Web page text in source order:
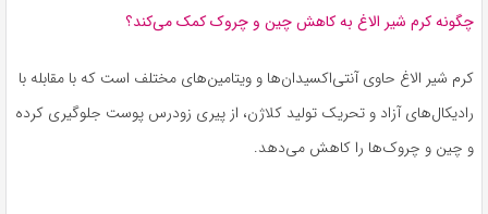
چگونه کرم شیر الاغ به کاهش چین و چروک کمک می‌کند؟
کرم شیر الاغ حاوی آنتی‌اکسیدان‌ها و ویتامین‌های مختلف است که با مقابله با
رادیکال‌های آزاد و تحریک تولید کلاژن، از پیری زودرس پوست جلوگیری کرده
و چین و چروک‌ها را کاهش می‌دهد.